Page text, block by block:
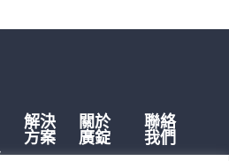
解決
方案
關於
廣錠
聯絡
我們